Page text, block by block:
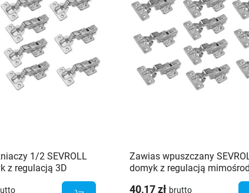
1/2 SEVROLL
z regulacją 3D
+ prowadnik - 10 szt.
Zawias wpuszczany
domyk z regulacją
40,17 zł brutto